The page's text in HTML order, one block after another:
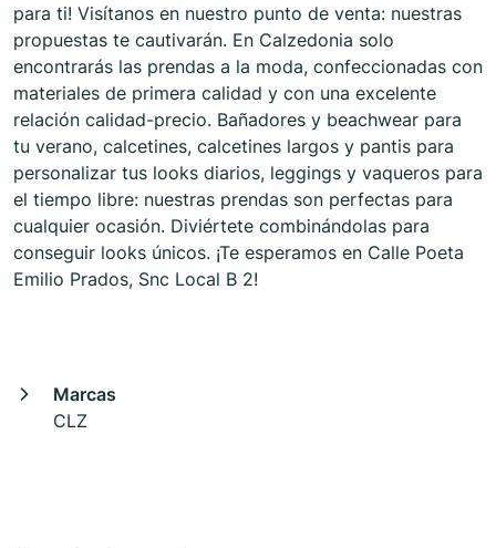
para ti! Visítanos en nuestro punto de venta: nuestras
propuestas te cautivarán. En Calzedonia solo
encontrarás las prendas a la moda, confeccionadas con
materiales de primera calidad y con una excelente
relación calidad-precio. Bañadores y beachwear para
tu verano, calcetines, calcetines largos y pantis para
personalizar tus looks diarios, leggings y vaqueros para
el tiempo libre: nuestras prendas son perfectas para
cualquier ocasión. Diviértete combinándolas para
conseguir looks únicos. ¡Te esperamos en Calle Poeta
Emilio Prados, Snc Local B 2!
Marcas
CLZ